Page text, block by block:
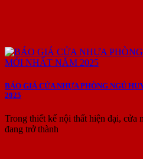
BÁO GIÁ CỬA NHỰA PHÒNG NGỦ
2025
Trong thiết kế nội thất hiện đại, cửa
đang trở thành